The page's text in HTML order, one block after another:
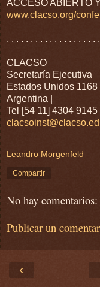
ACCESO ABIERTO
www.clacso.org/
. . . . . . . . . . . . . . . . . . .
CLACSO
Secretaría Ejecutiva
Estados Unidos
Argentina |
Tel [54 11] 4304 9145
Leandro Morgenfeld
Compartir
No hay comentarios:
Publicar un
‹